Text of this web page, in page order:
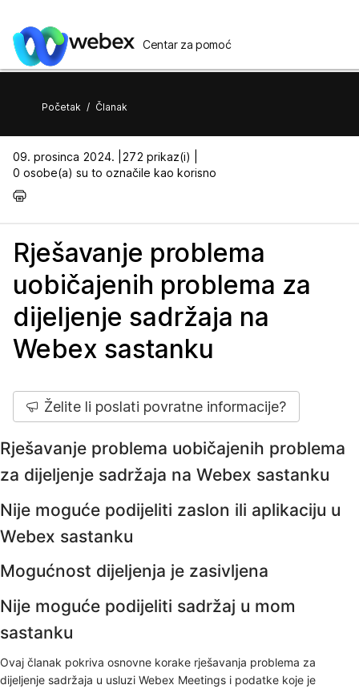
Centar za pomoć
Početak / Članak
09. prosinca 2024. |
272 prikaz(i) |
0 osobe(a) su to označile kao korisno
Rješavanje problema
uobičajenih problema za
dijeljenje sadržaja na
Webex sastanku
Želite li poslati povratne informacije?
Rješavanje problema uobičajenih problema
za dijeljenje sadržaja na Webex sastanku
Nije moguće podijeliti zaslon ili aplikaciju u
Webex sastanku
Mogućnost dijeljenja je zasivljena
Nije moguće podijeliti sadržaj u mom
sastanku
Ovaj članak pokriva osnovne korake rješavanja problema za
dijeljenje sadržaja u usluzi Webex Meetings i podatke koje je